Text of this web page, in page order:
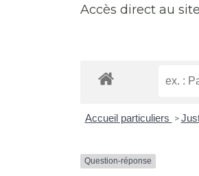
Accès direct au
Accueil particuliers >
Question-réponse